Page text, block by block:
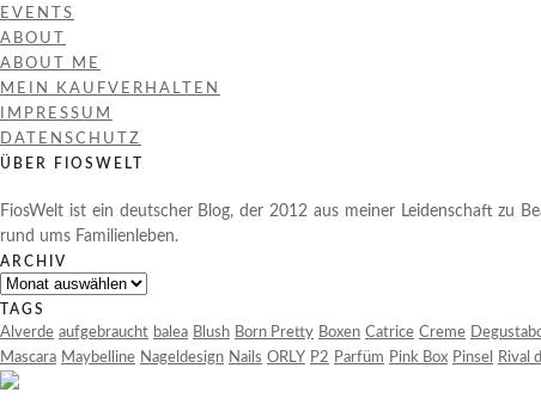
EVENTS
ABOUT
ABOUT ME
MEIN KAUFVERHALTEN
IMPRESSUM
DATENSCHUTZ
ÜBER FIOSWELT
FiosWelt ist ein deutscher Blog, der 2012 aus meiner Leidenschaft zu
rund ums Familienleben.
ARCHIV
Archiv
TAGS
Alverde aufgebraucht balea Blush Born Pretty Boxen Catrice Creme
Mascara Maybelline Nageldesign Nails ORLY P2 Parfüm Pink Box Pinsel Rival